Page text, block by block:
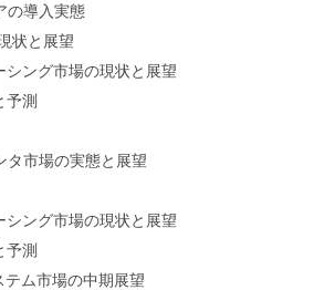
の導入実態
状と展望
ング市場の現状と展望
予測
タ市場の実態と展望
ング市場の現状と展望
予測
ム市場の中期展望